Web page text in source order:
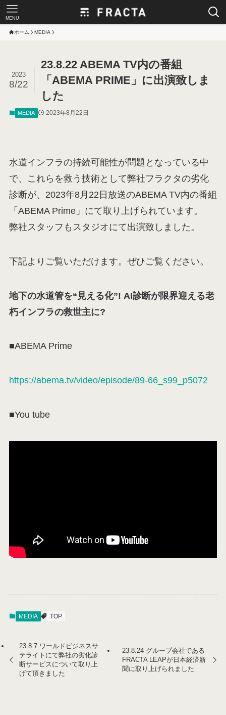
MENU
ホーム MEDIA
23.8.22 ABEMA TV内の番組
「ABEMA PRIME」に出演致しま
した
2023
8/22
MEDIA 2023年8月22日
水道インフラの持続可能性が問題となっている中
で、これらを救う技術として弊社フラクタの劣化
診断が、2023年8月22日放送のABEMA TV内の番組
「ABEMA Prime」にて取り上げられています。
弊社スタッフもスタジオにて出演致しました。
下記よりご覧いただけます。ぜひご覧ください。
地下の水道管を“見える化”! AI診断が限界迎える老
朽インフラの救世主に?
■ABEMA Prime
https://abema.tv/video/episode/89-66_s99_p5072
■You tube
MEDIA TOP
23.8.7 ワールドビジネスサ
テライトにて弊社の劣化診
断サービスについて取り上
げて頂きました
23.8.24 グループ会社である
FRACTA LEAPが日本経済新
聞に取り上げられました